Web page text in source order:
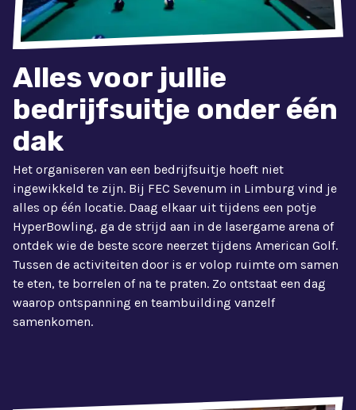
Alles voor jullie
bedrijfsuitje onder één
dak
Het organiseren van een bedrijfsuitje hoeft niet
ingewikkeld te zijn. Bij FEC Sevenum in Limburg vind je
alles op één locatie. Daag elkaar uit tijdens een potje
HyperBowling, ga de strijd aan in de lasergame arena of
ontdek wie de beste score neerzet tijdens American Golf.
Tussen de activiteiten door is er volop ruimte om samen
te eten, te borrelen of na te praten. Zo ontstaat een dag
waarop ontspanning en teambuilding vanzelf
samenkomen.